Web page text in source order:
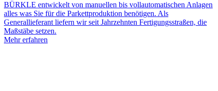
BÜRKLE entwickelt von manuellen bis vollautomatischen Anlagen
alles was Sie für die Parkettproduktion benötigen. Als
Generallieferant liefern wir seit Jahrzehnten Fertigungsstraßen, die
Maßstäbe setzen.
Mehr erfahren